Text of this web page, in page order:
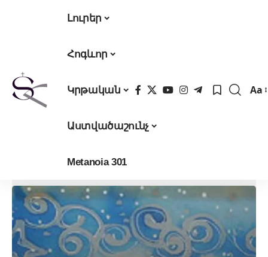
Լուրեր
Հոգևոր
Կրթական
Աստվածաշունչ
Metanoia 301
Aa